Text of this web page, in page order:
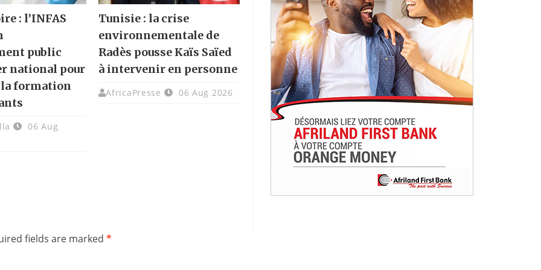
: l’INFAS
public
national pour
formation
06 Aug
Tunisie : la crise
environnementale de
Radès pousse Kaïs Saïed
à intervenir en personne
AfricaPresse 06 Aug 2026
fields are marked *